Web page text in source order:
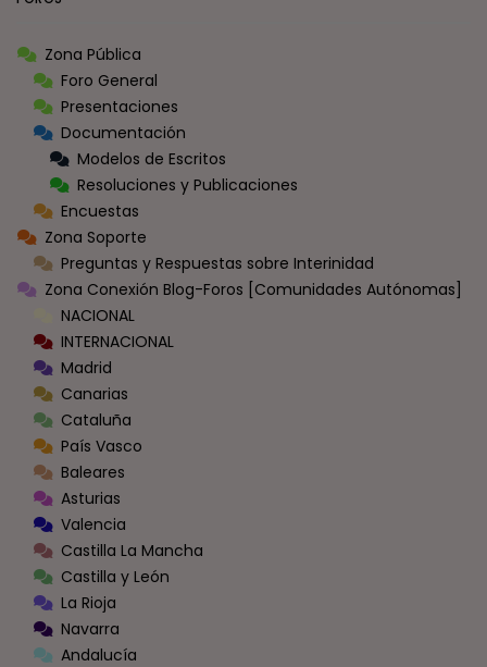
Zona Pública
Foro General
Presentaciones
Documentación
Modelos de Escritos
Resoluciones y Publicaciones
Encuestas
Zona Soporte
Preguntas y Respuestas sobre Interinidad
Zona Conexión Blog-Foros [Comunidades Autónomas]
NACIONAL
INTERNACIONAL
Madrid
Canarias
Cataluña
País Vasco
Baleares
Asturias
Valencia
Castilla La Mancha
Castilla y León
La Rioja
Navarra
Andalucía